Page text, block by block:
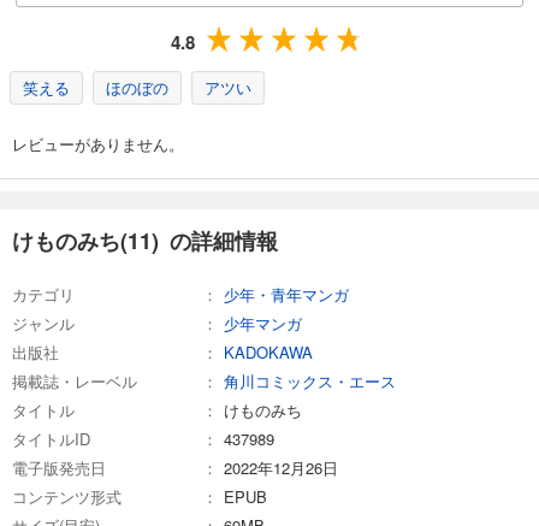
4.8
笑える ほのぼの アツい
レビューがありません。
けものみち(11) の詳細情報
カテゴリ
少年・青年マンガ
ジャンル
少年マンガ
出版社
KADOKAWA
掲載誌・レーベル
角川コミックス・エース
タイトル
けものみち
タイトルID
437989
電子版発売日
2022年12月26日
コンテンツ形式
EPUB